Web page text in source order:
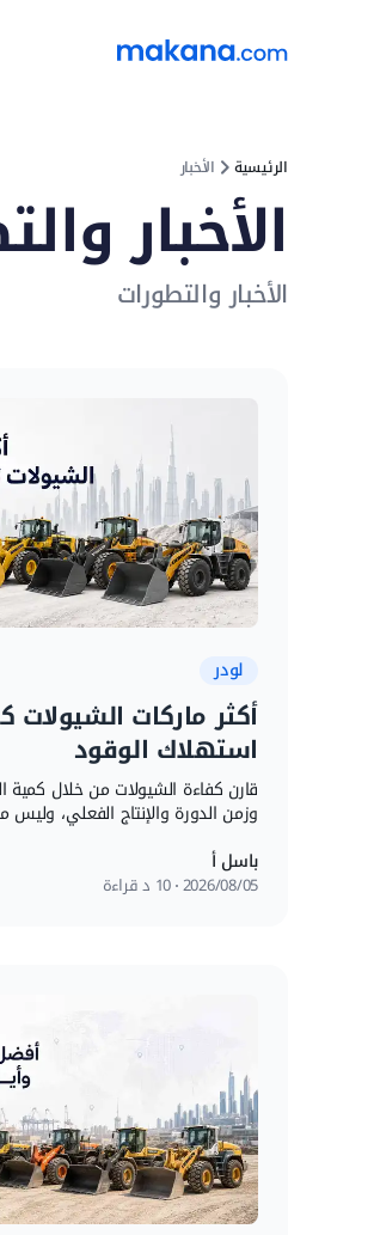
الرئيسية الأخبار
الأخبار
الأخبار والتطورات
لودر
أكثر ماركات
استهلاك الوقود
قارن كفاءة الشيولات من خلال
وزمن الدورة والإنتاج الفعلي،
باسل أ
05‏/08‏/2026